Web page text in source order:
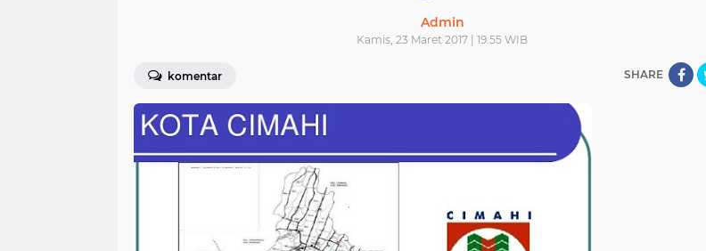
Admin
Kamis, 23 Maret 2017 | 19.55 WIB
komentar SHARE